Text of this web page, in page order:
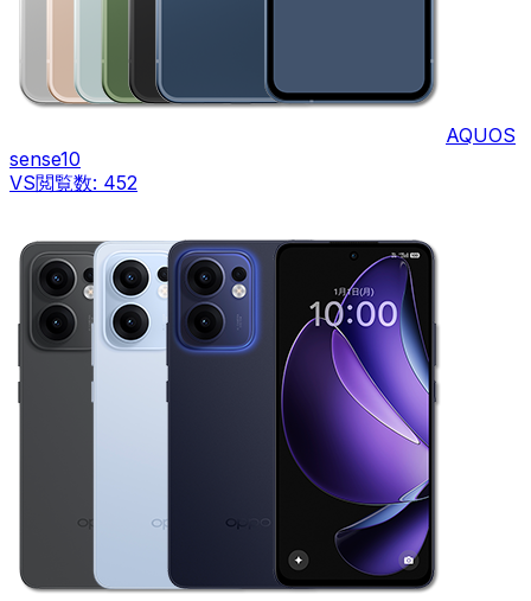
AQUOS
sense10
VS閲覧数: 452